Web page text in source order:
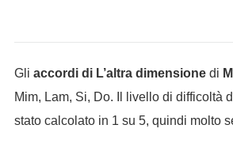
Gli accordi di L’altra dimensionedi
Mim, Lam, Si, Do. Il livello di difficoltà
stato calcolato in 1 su 5, quindi molto